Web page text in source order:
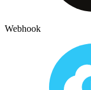
Webhook